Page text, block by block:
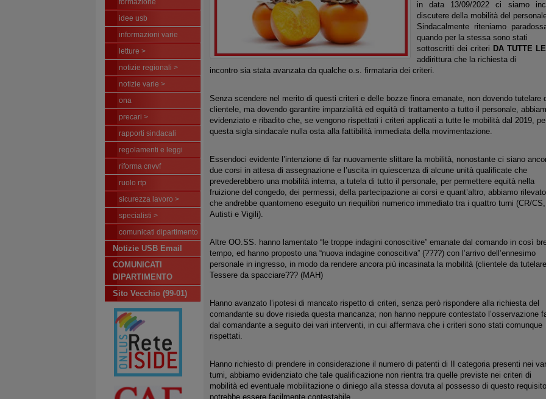
formazione
idee usb
informazioni varie
letture >
notizie regionali >
notizie varie >
ona
precari >
rapporti sindacali
regolamenti e leggi
riforma cnvvf
ruolo rtp
sicurezza lavoro >
specialisti >
comunicati dipartimento
Notizie USB Email
COMUNICATI
DIPARTIMENTO
Sito Vecchio (99-01)
in data 13/09/2022 ci siamo
discutere della mobilità del
Sindacalmente riteniamo
quando per la stessa sono stati
sottoscritti dei criteri DA TUTTE
addirittura che la richiesta di
incontro sia stata avanzata da qualche o.s. firmataria dei criteri.
Senza scendere nel merito di questi criteri e delle bozze finora emanate, non dovendo tutelare
clientele, ma dovendo garantire imparzialità ed equità di trattamento a tutto il personale,
evidenziato e ribadito che, se vengono rispettati i criteri applicati a tutte le mobilità dal 2019,
questa sigla sindacale nulla osta alla fattibilità immediata della movimentazione.
Essendoci evidente l’intenzione di far nuovamente slittare la mobilità, nonostante ci siano
due corsi in attesa di assegnazione e l’uscita in quiescenza di alcune unità qualificate che
prevederebbero una mobilità interna, a tutela di tutto il personale, per permettere equità nella
fruizione del congedo, dei permessi, della partecipazione ai corsi e quant’altro, abbiamo rilevato
che andrebbe quantomeno eseguito un riequilibri numerico immediato tra i quattro turni (CR/CS,
Autisti e Vigili).
Altre OO.SS. hanno lamentato “le troppe indagini conoscitive” emanate dal comando in così
tempo, ed hanno proposto una “nuova indagine conoscitiva” (????) con l’arrivo dell’ennesimo
personale in ingresso, in modo da rendere ancora più incasinata la mobilità (clientele da
Tessere da spacciare??? (MAH)
Hanno avanzato l’ipotesi di mancato rispetto di criteri, senza però rispondere alla richiesta del
comandante su dove risieda questa mancanza; non hanno neppure contestato l’osservazione
dal comandante a seguito dei vari interventi, in cui affermava che i criteri sono stati comunque
rispettati.
Hanno richiesto di prendere in considerazione il numero di patenti di II categoria presenti nei
turni, abbiamo evidenziato che tale qualificazione non rientra tra quelle previste nei criteri di
mobilità ed eventuale mobilitazione o diniego alla stessa dovuta al possesso di questo requisito
potrebbe essere facilmente contestabile.